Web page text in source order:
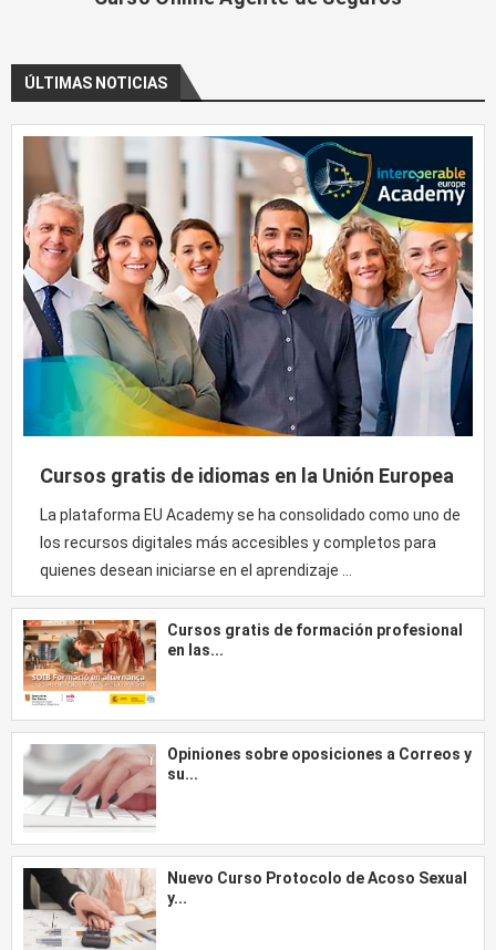
ÚLTIMAS NOTICIAS
Cursos gratis de idiomas en la Unión Europea
La plataforma EU Academy se ha consolidado como uno de
los recursos digitales más accesibles y completos para
quienes desean iniciarse en el aprendizaje …
Cursos gratis de formación profesional
en las...
Opiniones sobre oposiciones a Correos y
su...
Nuevo Curso Protocolo de Acoso Sexual
y...